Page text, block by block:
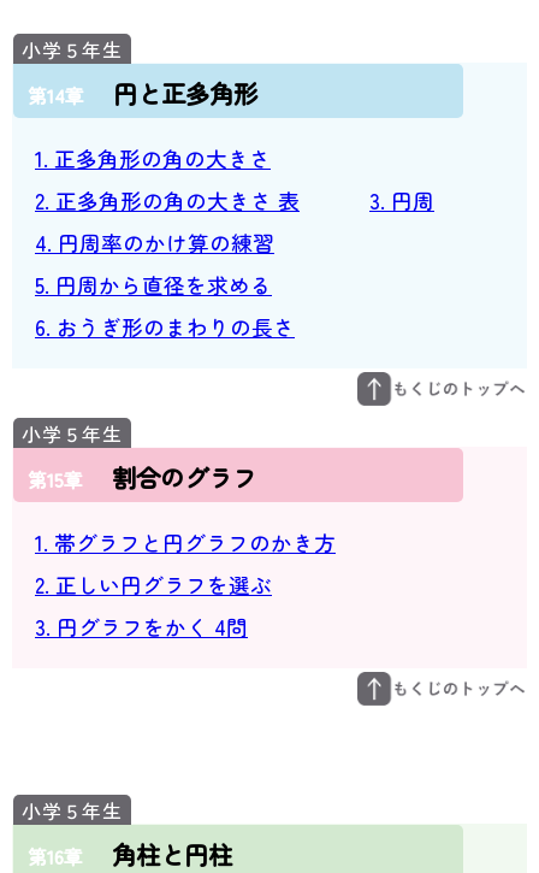
第14章 円と正多角形
1. 正多角形の角の大きさ
2. 正多角形の角の大きさ 表
3. 円周
4. 円周率のかけ算の練習
5. 円周から直径を求める
6. おうぎ形のまわりの長さ
第15章 割合のグラフ
1. 帯グラフと円グラフのかき方
2. 正しい円グラフを選ぶ
3. 円グラフをかく 4問
第16章 角柱と円柱